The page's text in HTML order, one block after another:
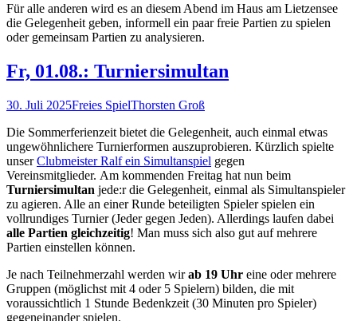
Für alle anderen wird es an diesem Abend im Haus am Lietzensee
die Gelegenheit geben, informell ein paar freie Partien zu spielen
oder gemeinsam Partien zu analysieren.
Fr, 01.08.: Turniersimultan
30. Juli 2025Freies SpielThorsten Groß
Die Sommerferienzeit bietet die Gelegenheit, auch einmal etwas
ungewöhnlichere Turnierformen auszuprobieren. Kürzlich spielte
unserClubmeister Ralf ein Simultanspiel gegen
Vereinsmitglieder. Am kommenden Freitag hat nun beim
Turniersimultan jede:r die Gelegenheit, einmal als Simultanspieler
zu agieren. Alle an einer Runde beteiligten Spieler spielen ein
vollrundiges Turnier (Jeder gegen Jeden). Allerdings laufen dabei
alle Partien gleichzeitig! Man muss sich also gut auf mehrere
Partien einstellen können.
Je nach Teilnehmerzahl werden wirab 19 Uhr eine oder mehrere
Gruppen (möglichst mit 4 oder 5 Spielern) bilden, die mit
voraussichtlich 1 Stunde Bedenkzeit (30 Minuten pro Spieler)
gegeneinander spielen.